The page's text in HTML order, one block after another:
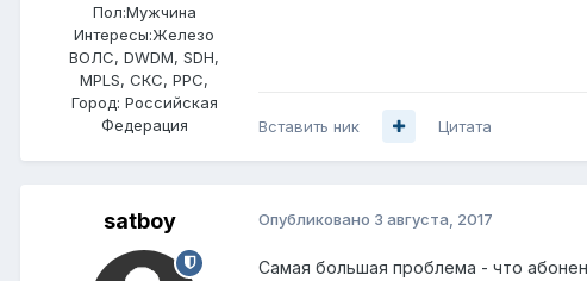
Пол:Мужчина
Интересы:Железо
ВОЛС, DWDM, SDH,
MPLS, СКС, РРС,
Город: Российская
Федерация
Вставить ник Цитата
satboy Опубликовано 3 августа, 2017
Самая большая проблема - что